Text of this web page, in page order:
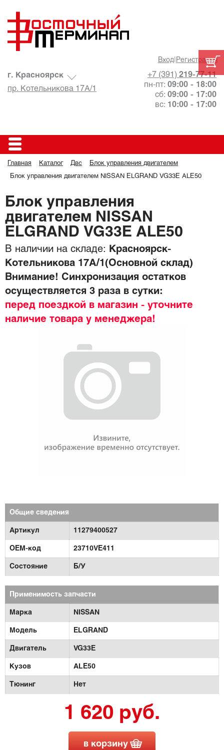
Вход| Регистрация
+7 (391) 219-77-11
пн-пт: 09:00 - 18:00
сб: 09:00 - 17:00
вс: 10:00 - 17:00
г. Красноярск
пр. Котельникова 17А/1
Главная Каталог Двс Блок управления двигателем
Блок управления двигателем NISSAN ELGRAND VG33E ALE50
Блок управления
двигателем NISSAN
ELGRAND VG33E ALE50
В наличии на складе:
Красноярск-
Котельникова 17А/1(Основной склад)
Внимание! Синхронизация остатков
осуществляется 3 раза в сутки:
перед поездкой в магазин - уточните
наличие товара у менеджера!
Общие сведения
Артикул 11279400527
OEM-код 23710VE411
Состояние Б/У
Применимость запчасти
Марка NISSAN
Модель ELGRAND
Двигатель VG33E
Кузов ALE50
Тюнинг Нет
1 620 руб.
в корзину